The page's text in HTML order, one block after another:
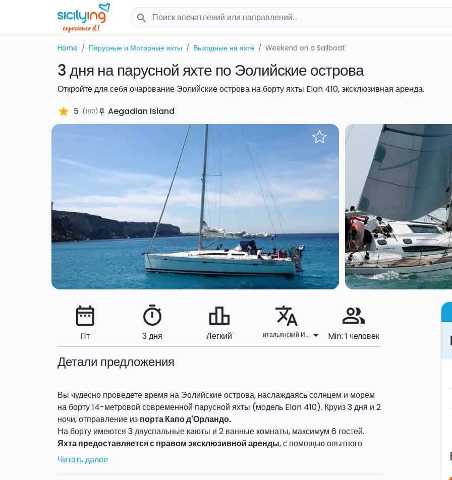
search
Home Парусные и Моторные яхты Выходные на яхте Weekend on a Sailboat
3 дня на парусной яхте по Эолийские острова
Откройте для себя очарование Эолийские острова на борту яхты Elan 410, эксклюзивная аренда.
star 5 (180) push_pin Aegadian Island
date_range
Пт
timer
3 дня
leaderboard
Легкий
translate
итальянский И... arrow_drop_down
people_alt
Min: 1 человек
Детали предложения
Вы чудесно проведете время на Эолийские острова, наслаждаясь солнцем и морем
на борту 14-метровой современной парусной яхты (модель Elan 410). Круиз 3 дня и 2
ночи, отправление из порта Капо д'Орландо.
На борту имеются 3 двуспальные каюты и 2 ванные комнаты, максимум 6 гостей.
Яхта предоставляется с правом эксклюзивной аренды, с помощью опытного
шкипера (его услуги входят в стоимость) вы сможете составить индивидуальный
маршрут на каждый день.
Читать далее